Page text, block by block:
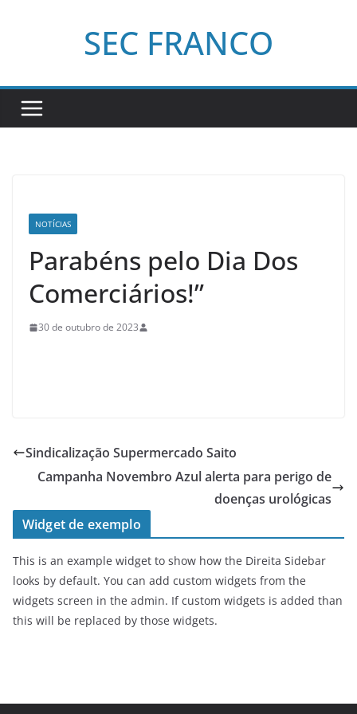
SEC FRANCO
NOTÍCIAS
Parabéns pelo Dia Dos
Comerciários!”
30 de outubro de 2023
Sindicalização Supermercado Saito
Campanha Novembro Azul alerta para perigo de
doenças urológicas
Widget de exemplo
This is an example widget to show how the Direita Sidebar
looks by default. You can add custom widgets from the
widgets screen in the admin. If custom widgets is added than
this will be replaced by those widgets.